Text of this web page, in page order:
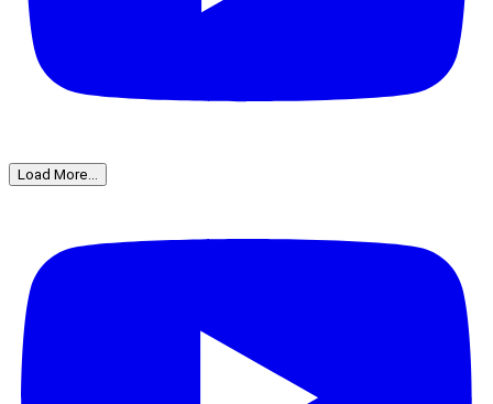
Load More...